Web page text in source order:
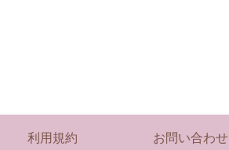
利用規約 お問い合わせ